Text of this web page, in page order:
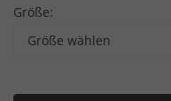
Größe:
Größe wählen